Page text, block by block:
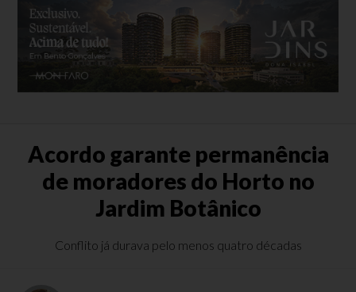
Acordo garante permanência
de moradores do Horto no
Jardim Botânico
Conflito já durava pelo menos quatro décadas